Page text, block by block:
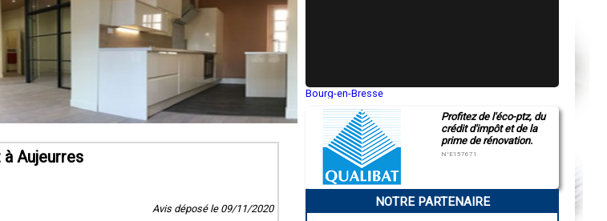
Aujeurres
Avis déposé le 09/11/2020
Bourg-en-Bresse
Montluçon
Manosque
Gap
Charleville-Mézières
Pamiers
Narbonne
Profitez de l'éco-ptz, du
crédit d'impôt et de la
prime de rénovation.
N°E157671
NOTRE PARTENAIRE